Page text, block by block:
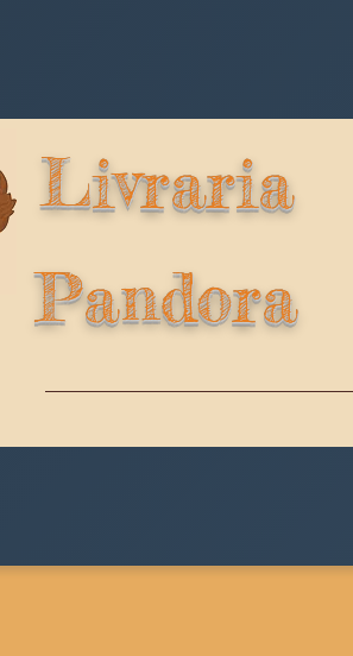
Livraria
Pandora